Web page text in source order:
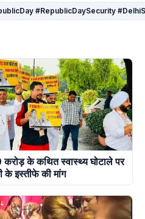
#RepublicDaySecurity
के कथित स्वास्थ्य घोटाले पर
के इस्तीफे की मांग